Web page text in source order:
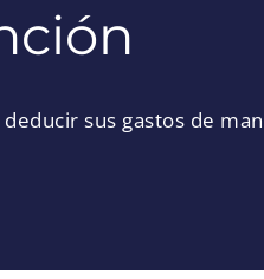
sus gastos de